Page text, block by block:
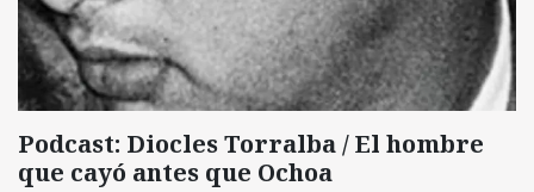
Podcast: Diocles Torralba / El hombre
que cayó antes que Ochoa